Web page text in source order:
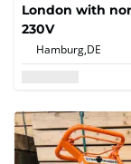
London with
230V
Hamburg,DE